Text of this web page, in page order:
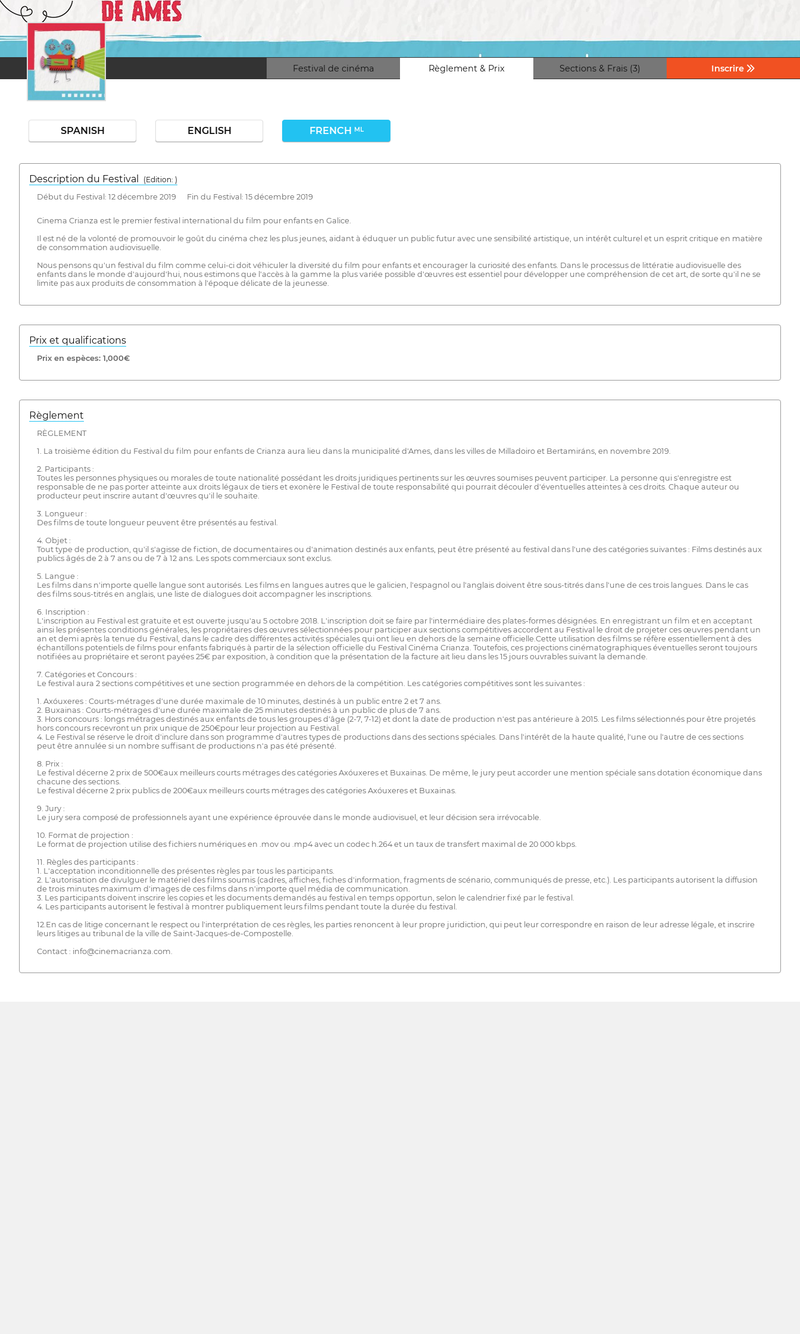
Festival de cinéma Règlement & Prix Sections & Frais (3) Inscrire
SPANISH ENGLISH FRENCH ML
Description du Festival
( Edition: )
Début du Festival: 12 décembre 2019 Fin du Festival: 15 décembre 2019
Cinema Crianza est le premier festival international du film pour enfants en Galice.
Il est né de la volonté de promouvoir le goût du cinéma chez les plus jeunes, aidant à éduquer un public futur avec une sensibilité artistique, un intérêt culturel et un esprit critique en matière
de consommation audiovisuelle.
Nous pensons qu'un festival du film comme celui-ci doit véhiculer la diversité du film pour enfants et encourager la curiosité des enfants. Dans le processus de littératie audiovisuelle des
enfants dans le monde d'aujourd'hui, nous estimons que l'accès à la gamme la plus variée possible d'œuvres est essentiel pour développer une compréhension de cet art, de sorte qu'il ne se
limite pas aux produits de consommation à l'époque délicate de la jeunesse.
Prix ​​et qualifications
Prix ​​en espèces: 1,000€
Règlement
RÈGLEMENT
1. La troisième édition du Festival du film pour enfants de Crianza aura lieu dans la municipalité d'Ames, dans les villes de Milladoiro et Bertamiráns, en novembre 2019.
2. Participants :
Toutes les personnes physiques ou morales de toute nationalité possédant les droits juridiques pertinents sur les œuvres soumises peuvent participer. La personne qui s'enregistre est
responsable de ne pas porter atteinte aux droits légaux de tiers et exonère le Festival de toute responsabilité qui pourrait découler d'éventuelles atteintes à ces droits. Chaque auteur ou
producteur peut inscrire autant d'œuvres qu'il le souhaite.
3. Longueur :
Des films de toute longueur peuvent être présentés au festival.
4. Objet :
Tout type de production, qu'il s'agisse de fiction, de documentaires ou d'animation destinés aux enfants, peut être présenté au festival dans l'une des catégories suivantes : Films destinés aux
publics âgés de 2 à 7 ans ou de 7 à 12 ans. Les spots commerciaux sont exclus.
5. Langue :
Les films dans n'importe quelle langue sont autorisés. Les films en langues autres que le galicien, l'espagnol ou l'anglais doivent être sous-titrés dans l'une de ces trois langues. Dans le cas
des films sous-titrés en anglais, une liste de dialogues doit accompagner les inscriptions.
6. Inscription :
L'inscription au Festival est gratuite et est ouverte jusqu'au 5 octobre 2018. L'inscription doit se faire par l'intermédiaire des plates-formes désignées. En enregistrant un film et en acceptant
ainsi les présentes conditions générales, les propriétaires des œuvres sélectionnées pour participer aux sections compétitives accordent au Festival le droit de projeter ces œuvres pendant un
an et demi après la tenue du Festival, dans le cadre des différentes activités spéciales qui ont lieu en dehors de la semaine officielle.Cette utilisation des films se réfère essentiellement à des
échantillons potentiels de films pour enfants fabriqués à partir de la sélection officielle du Festival Cinéma Crianza. Toutefois, ces projections cinématographiques éventuelles seront toujours
notifiées au propriétaire et seront payées 25€ par exposition, à condition que la présentation de la facture ait lieu dans les 15 jours ouvrables suivant la demande.
7. Catégories et Concours :
Le festival aura 2 sections compétitives et une section programmée en dehors de la compétition. Les catégories compétitives sont les suivantes :
1. Axóuxeres : Courts-métrages d'une durée maximale de 10 minutes, destinés à un public entre 2 et 7 ans.
2. Buxainas : Courts-métrages d'une durée maximale de 25 minutes destinés à un public de plus de 7 ans.
3. Hors concours : longs métrages destinés aux enfants de tous les groupes d'âge (2-7, 7-12) et dont la date de production n'est pas antérieure à 2015. Les films sélectionnés pour être projetés
hors concours recevront un prix unique de 250€pour leur projection au Festival.
4. Le Festival se réserve le droit d'inclure dans son programme d'autres types de productions dans des sections spéciales. Dans l'intérêt de la haute qualité, l'une ou l'autre de ces sections
peut être annulée si un nombre suffisant de productions n'a pas été présenté.
8. Prix :
Le festival décerne 2 prix de 500€aux meilleurs courts métrages des catégories Axóuxeres et Buxainas. De même, le jury peut accorder une mention spéciale sans dotation économique dans
chacune des sections.
Le festival décerne 2 prix publics de 200€aux meilleurs courts métrages des catégories Axóuxeres et Buxainas.
9. Jury :
Le jury sera composé de professionnels ayant une expérience éprouvée dans le monde audiovisuel, et leur décision sera irrévocable.
10. Format de projection :
Le format de projection utilise des fichiers numériques en .mov ou .mp4 avec un codec h.264 et un taux de transfert maximal de 20 000 kbps.
11. Règles des participants :
1. L'acceptation inconditionnelle des présentes règles par tous les participants.
2. L'autorisation de divulguer le matériel des films soumis (cadres, affiches, fiches d'information, fragments de scénario, communiqués de presse, etc.). Les participants autorisent la diffusion
de trois minutes maximum d'images de ces films dans n'importe quel média de communication.
3. Les participants doivent inscrire les copies et les documents demandés au festival en temps opportun, selon le calendrier fixé par le festival.
4. Les participants autorisent le festival à montrer publiquement leurs films pendant toute la durée du festival.
12.En cas de litige concernant le respect ou l'interprétation de ces règles, les parties renoncent à leur propre juridiction, qui peut leur correspondre en raison de leur adresse légale, et inscrire
leurs litiges au tribunal de la ville de Saint-Jacques-de-Compostelle.
Contact : info@cinemacrianza.com.